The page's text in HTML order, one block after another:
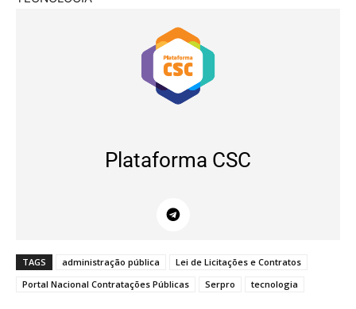
Plataforma CSC
TAGS administração pública
Lei de Licitações e Contratos
Portal Nacional Contratações Públicas
Serpro tecnologia